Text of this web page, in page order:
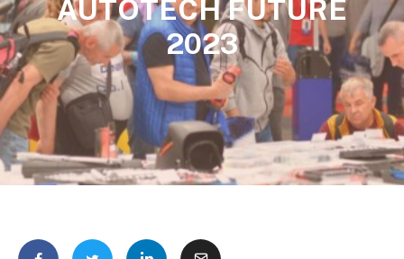
AUTOTECH FUTURE
2023